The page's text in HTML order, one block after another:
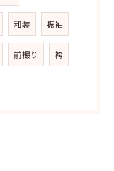
和装 振袖
前撮り 袴